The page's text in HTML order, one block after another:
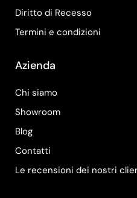
Diritto di Recesso
Termini e condizioni
Azienda
Chi siamo
Showroom
Blog
Contatti
Le recensioni dei nostri